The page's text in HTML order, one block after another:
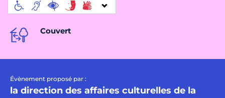
Couvert
Évènement proposé par :
la direction des affaires culturelles de la